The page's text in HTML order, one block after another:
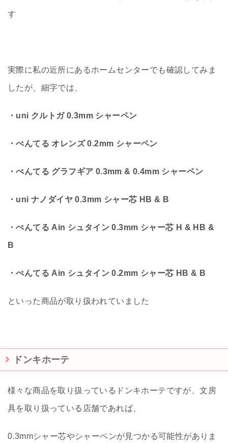
す
実際に私の近所にあるホームセンターでも確認してみま
したが、細字では、
・uni クルトガ 0.3mm シャーペン
・ぺんてる オレンズ 0.2mm シャーペン
・ぺんてる グラフギア 0.3mm & 0.4mm シャーペン
・uni ナノダイヤ 0.3mm シャー芯 HB & B
・ぺんてる Ain シュタイン 0.3mm シャー芯 H & HB &
B
・ぺんてる Ain シュタイン 0.2mm シャー芯 HB & B
といった商品が取り扱われていました
ドンキホーテ
様々な商品を取り扱っているドンキホーテですが、文房
具を取り扱っている店舗であれば、
0.3mmシャー芯やシャーペンが見つかる可能性がありま